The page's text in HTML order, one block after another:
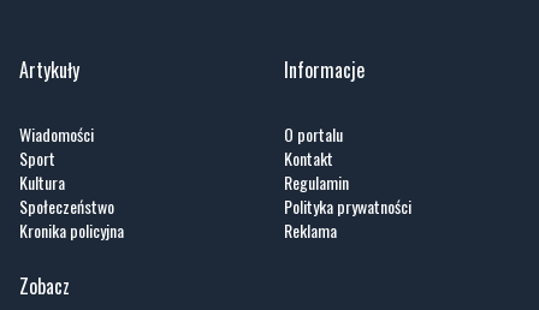
Sport
Kronika policyjna
Kontakt
Reklama
Zobacz
Nasze HotSpoty